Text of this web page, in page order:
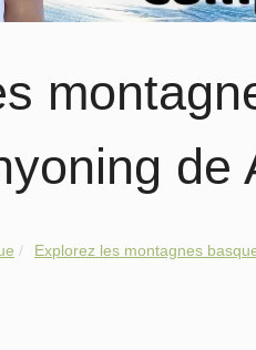
de
Explorez les montagnes